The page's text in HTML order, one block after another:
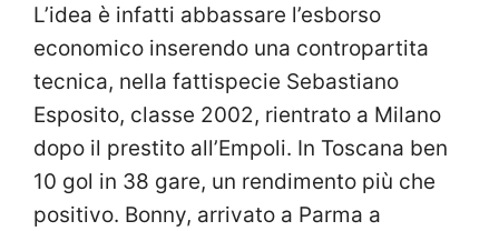
L’idea è infatti abbassare l’esborso
economico inserendo una contropartita
tecnica, nella fattispecie Sebastiano
Esposito, classe 2002, rientrato a Milano
dopo il prestito all’Empoli. In Toscana ben
10 gol in 38 gare, un rendimento più che
positivo. Bonny, arrivato a Parma a